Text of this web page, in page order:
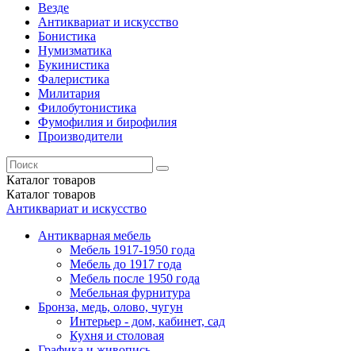
Везде
Антиквариат и искусство
Бонистика
Нумизматика
Букинистика
Фалеристика
Милитария
Филобутонистика
Фумофилия и бирофилия
Производители
Каталог товаров
Каталог товаров
Антиквариат и искусство
Антикварная мебель
Мебель 1917-1950 года
Мебель до 1917 года
Мебель после 1950 года
Мебельная фурнитура
Бронза, медь, олово, чугун
Интерьер - дом, кабинет, сад
Кухня и столовая